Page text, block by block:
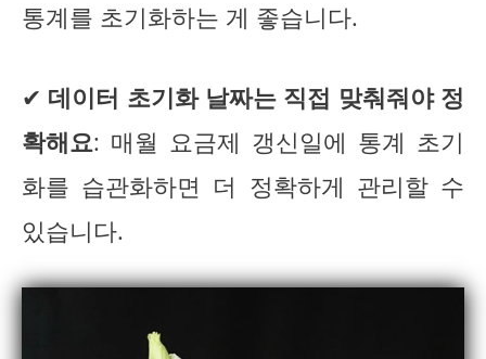
통계를 초기화하는 게 좋습니다.
✔ 데이터 초기화 날짜는 직접 맞춰줘야 정
확해요: 매월 요금제 갱신일에 통계 초기
화를 습관화하면 더 정확하게 관리할 수
있습니다.